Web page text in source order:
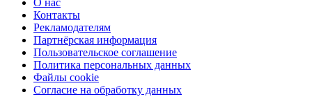
О нас
Контакты
Рекламодателям
Партнёрская информация
Пользовательское соглашение
Политика персональных данных
Файлы cookie
Согласие на обработку данных